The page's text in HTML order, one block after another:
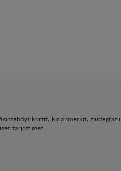
kortit, kirjanmerkit,
tarjottimet.